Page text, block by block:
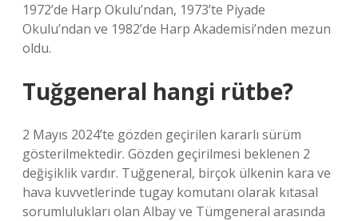
1972’de Harp Okulu’ndan, 1973’te Piyade
Okulu’ndan ve 1982’de Harp Akademisi’nden mezun
oldu.
Tuğgeneral hangi rütbe?
2 Mayıs 2024’te gözden geçirilen kararlı sürüm
gösterilmektedir. Gözden geçirilmesi beklenen 2
değişiklik vardır. Tuğgeneral, birçok ülkenin kara ve
hava kuvvetlerinde tugay komutanı olarak kıtasal
sorumlulukları olan Albay ve Tümgeneral arasında